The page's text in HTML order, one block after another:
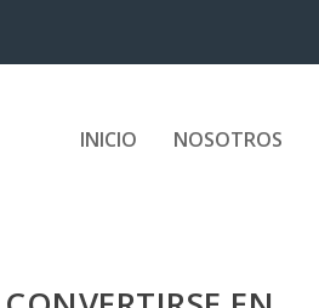
INICIO NOSOTROS